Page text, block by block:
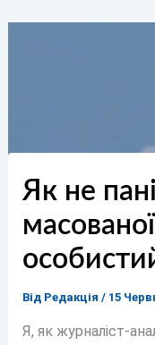
Як не
Від Редакція / 15
Я, як журналіст-